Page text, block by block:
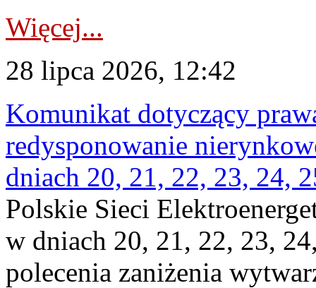
Więcej...
28 lipca 2026, 12:42
Komunikat dotyczący
redysponowanie
dniach 20, 21, 22, 23, 24,
Polskie Sieci
w dniach 20, 21, 22, 23,
polecenia zaniżenia